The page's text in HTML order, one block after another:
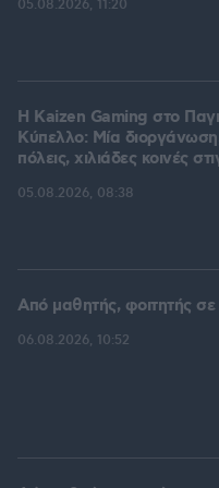
05.08.2026, 11:20
H Kaizen Gaming στο
Kύπελλο: Μία
πόλεις, χιλιάδες κοινές
05.08.2026, 08:38
Από μαθητής, φοιτητής
06.08.2026, 10:52